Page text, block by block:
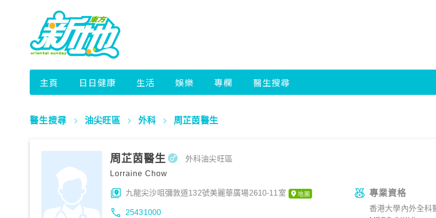
醫生搜尋 油尖旺區 外科 周芷茵醫生
周芷茵醫生
Lorraine Chow
外科油尖旺區
九龍尖沙咀彌敦道132號美麗華廣場2610-11室
25431000
專業資格
香港大學內外全科